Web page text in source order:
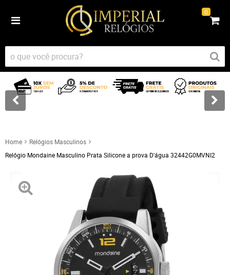
0
Home
Relógios Masculinos
Relógio Mondaine Masculino Prata Silicone a prova D'água 32442G0MVNI2